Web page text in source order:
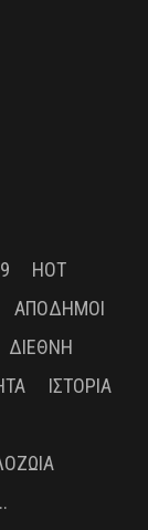
HOT
ΑΠΌΔΗΜΟΙ
ΔΙΕΘΝΉ
ΙΣΤΟΡΊΑ